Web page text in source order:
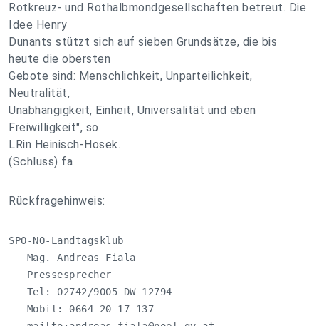
Rotkreuz- und Rothalbmondgesellschaften betreut. Die
Idee Henry
Dunants stützt sich auf sieben Grundsätze, die bis
heute die obersten
Gebote sind: Menschlichkeit, Unparteilichkeit,
Neutralität,
Unabhängigkeit, Einheit, Universalität und eben
Freiwilligkeit", so
LRin Heinisch-Hosek.
(Schluss) fa
Rückfragehinweis:
SPÖ-NÖ-Landtagsklub
   Mag. Andreas Fiala
   Pressesprecher
   Tel: 02742/9005 DW 12794
   Mobil: 0664 20 17 137